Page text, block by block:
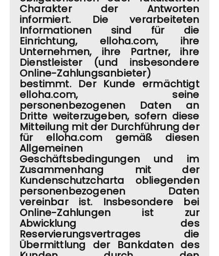
Charakter der Antworten
informiert. Die verarbeiteten
Informationen sind für die
Einrichtung, elloha.com, ihre
Unternehmen, ihre Partner, ihre
Dienstleister (und insbesondere
Online-Zahlungsanbieter)
bestimmt. Der Kunde ermächtigt
elloha.com, seine
personenbezogenen Daten an
Dritte weiterzugeben, sofern diese
Mitteilung mit der Durchführung der
für elloha.com gemäß diesen
Allgemeinen
Geschäftsbedingungen und im
Zusammenhang mit der
Kundenschutzcharta obliegenden
personenbezogenen Daten
vereinbar ist. Insbesondere bei
Online-Zahlungen ist zur
Abwicklung des
Reservierungsvertrages die
Übermittlung der Bankdaten des